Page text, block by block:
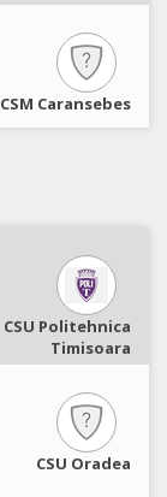
CSM Caransebes
CSU Politehnica
Timisoara
CSU Oradea